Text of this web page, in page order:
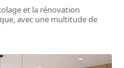
et la rénovation
avec une multitude de